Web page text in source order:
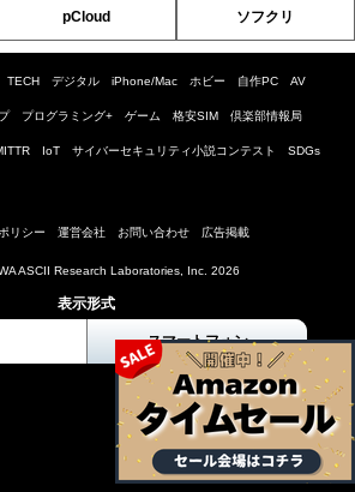
pCloud ソフクリ
TECH デジタル iPhone/Mac ホビー 自作PC AV
プログラミング+ ゲーム 格安SIM 倶楽部情報局
IoT サイバーセキュリティ小説コンテスト SDGs
リシー 運営会社 お問い合わせ 広告掲載
ASCII Research Laboratories, Inc. 2026
表示形式
スマートフォン